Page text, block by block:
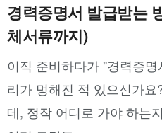
경력증명서 발급받는
체서류까지)
이직 준비하다가 "경력증
리가 멍해진 적 있으신가
데, 정작 어디로 가야 하는